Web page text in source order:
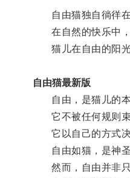
自由猫独自徜徉在
在自然的快乐中，
猫儿在自由的阳光
自由猫最新版
自由，是猫儿的本
它不被任何规则束
它以自己的方式决
自由如猫，是神圣
然而，自由并非只